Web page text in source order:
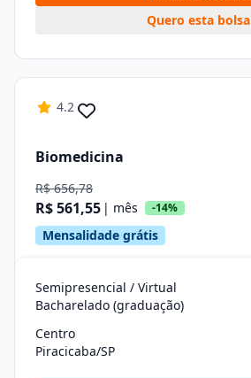
Quero esta bolsa
4.2
Biomedicina
R$ 656,78
R$ 561,55 | mês -14%
Mensalidade grátis
Semipresencial / Virtual
Bacharelado (graduação)
Centro
Piracicaba/SP